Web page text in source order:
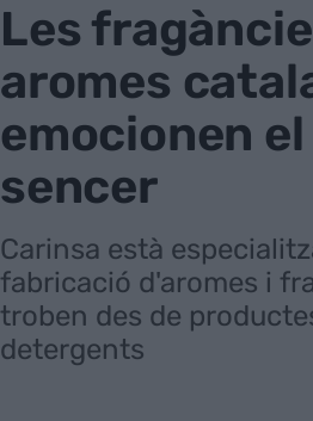
Les
aromes
emocionen
sencer
Carinsa està
fabricació d'aromes i
troben des de
detergents